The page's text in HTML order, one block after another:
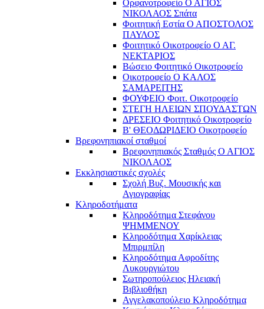
Ορφανοτροφείο Ο ΑΓΙΟΣ
ΝΙΚΟΛΑΟΣ Σπάτα
Φοιτητική Εστία Ο ΑΠΟΣΤΟΛΟΣ
ΠΑΥΛΟΣ
Φοιτητικό Οικοτροφείο Ο ΑΓ.
ΝΕΚΤΑΡΙΟΣ
Βώσειο Φοιτητικό Οικοτροφείο
Οικοτροφείο Ο ΚΑΛΟΣ
ΣΑΜΑΡΕΙΤΗΣ
ΦΟΥΦΕΙΟ Φοιτ. Οικοτροφείο
ΣΤΕΓΗ ΗΛΕΙΩΝ ΣΠΟΥΔΑΣΤΩΝ
ΔΡΕΣΕΙΟ Φοιτητικό Οικοτροφείο
Β' ΘΕΟΔΩΡΙΔΕΙΟ Οικοτροφείο
Βρεφονηπιακοί σταθμοί
Βρεφονηπιακός Σταθμός Ο ΑΓΙΟΣ
ΝΙΚΟΛΑΟΣ
Εκκλησιαστικές σχολές
Σχολή Βυζ. Μουσικής και
Αγιογραφίας
Κληροδοτήματα
Κληροδότημα Στεφάνου
ΨΗΜΜΕΝΟΥ
Κληροδότημα Χαρίκλειας
Μπιρμπίλη
Κληροδότημα Αφροδίτης
Λυκουργιώτου
Σωτηροπούλειος Ηλειακή
Βιβλιοθήκη
Αγγελακοπούλειο Κληροδότημα